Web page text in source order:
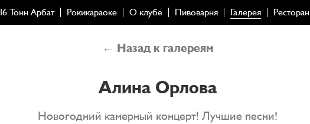
16 Тонн Арбат Рокикараоке О клубе Пивоварня Галерея Ресторан
← Назад к галереям
Алина Орлова
Новогодний камерный концерт! Лучшие песни!